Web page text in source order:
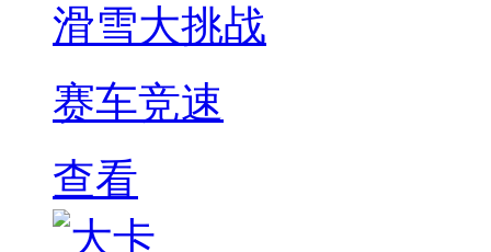
滑雪大挑战
赛车竞速
查看